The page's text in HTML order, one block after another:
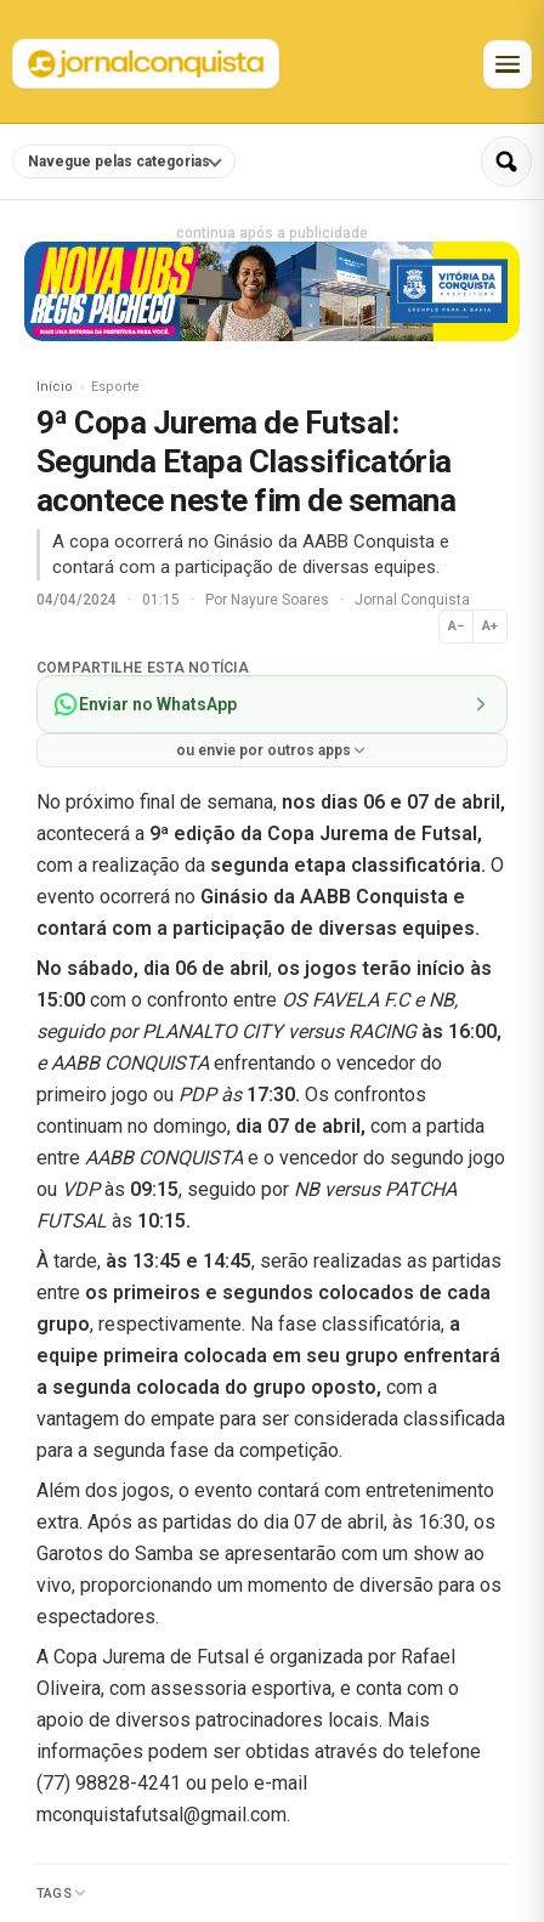
Navegue pelas categorias
continua após a publicidade
Início Esporte
9ª Copa Jurema de Futsal:
Segunda Etapa Classificatória
acontece neste fim de semana
A copa ocorrerá no Ginásio da AABB Conquista e
contará com a participação de diversas equipes.
04/04/2024 · 01:15 · Por Nayure Soares · Jornal Conquista
A− A+
Normal
COMPARTILHE ESTA NOTÍCIA
Enviar no WhatsApp
ou envie por outros apps
No próximo final de semana, nos dias 06 e 07 de abril,
acontecerá a 9ª edição da Copa Jurema de Futsal,
com a realização da segunda etapa classificatória. O
evento ocorrerá no Ginásio da AABB Conquista e
contará com a participação de diversas equipes.
No sábado, dia 06 de abril, os jogos terão início às
15:00 com o confronto entre OS FAVELA F.C e NB,
seguido por PLANALTO CITY versus RACING às 16:00,
e AABB CONQUISTAenfrentando o vencedor do
primeiro jogo ou PDP às 17:30. Os confrontos
continuam no domingo, dia 07 de abril, com a partida
entre AABB CONQUISTAe o vencedor do segundo jogo
ou VDPàs 09:15, seguido por NB versus PATCHA
FUTSAL às 10:15.
À tarde, às 13:45 e 14:45, serão realizadas as partidas
entre os primeiros e segundos colocados de cada
grupo, respectivamente. Na fase classificatória, a
equipe primeira colocada em seu grupo enfrentará
a segunda colocada do grupo oposto, com a
vantagem do empate para ser considerada classificada
para a segunda fase da competição.
Além dos jogos, o evento contará com entretenimento
extra. Após as partidas do dia 07 de abril, às 16:30, os
Garotos do Samba se apresentarão com um show ao
vivo, proporcionando um momento de diversão para os
espectadores.
A Copa Jurema de Futsal é organizada por Rafael
Oliveira, com assessoria esportiva, e conta com o
apoio de diversos patrocinadores locais. Mais
informações podem ser obtidas através do telefone
(77) 98828-4241 ou pelo e-mail
mconquistafutsal@gmail.com.
TAGS